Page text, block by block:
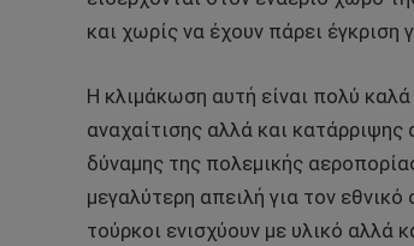
και χωρίς να έχουν πάρει έγκριση
Η κλιμάκωση αυτή είναι πολύ
αναχαίτισης αλλά και
δύναμης της πολεμικής
μεγαλύτερη απειλή για τον
τούρκοι ενισχύουν με υλικό αλλά